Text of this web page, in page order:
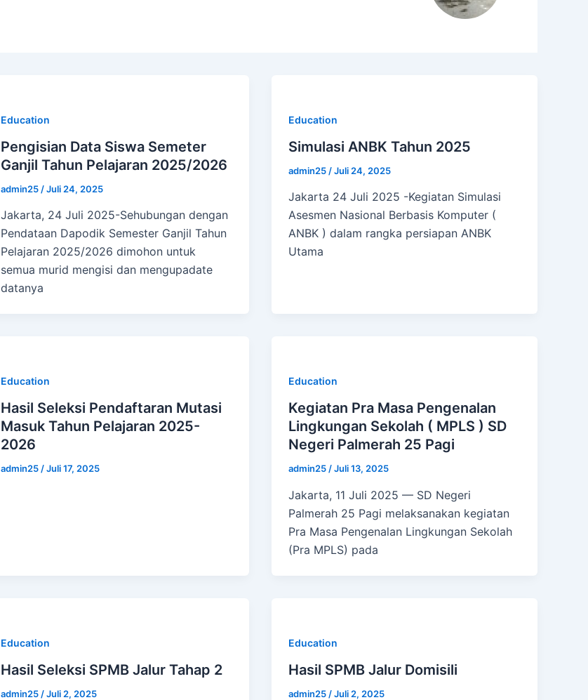
Education
Pengisian Data Siswa Semeter
Ganjil Tahun Pelajaran 2025/2026
admin25 /Juli 24, 2025
Jakarta, 24 Juli 2025-Sehubungan dengan
Pendataan Dapodik Semester Ganjil Tahun
Pelajaran 2025/2026 dimohon untuk
semua murid mengisi dan mengupadate
datanya
Education
Simulasi ANBK Tahun 2025
admin25 /Juli 24, 2025
Jakarta 24 Juli 2025 -Kegiatan Simulasi
Asesmen Nasional Berbasis Komputer (
ANBK ) dalam rangka persiapan ANBK
Utama
Education
Hasil Seleksi Pendaftaran Mutasi
Masuk Tahun Pelajaran 2025-
2026
admin25 /Juli 17, 2025
Education
Kegiatan Pra Masa Pengenalan
Lingkungan Sekolah ( MPLS ) SD
Negeri Palmerah 25 Pagi
admin25 /Juli 13, 2025
Jakarta, 11 Juli 2025 — SD Negeri
Palmerah 25 Pagi melaksanakan kegiatan
Pra Masa Pengenalan Lingkungan Sekolah
(Pra MPLS) pada
Education
Hasil Seleksi SPMB Jalur Tahap 2
admin25 /Juli 2, 2025
Education
Hasil SPMB Jalur Domisili
admin25 /Juli 2, 2025